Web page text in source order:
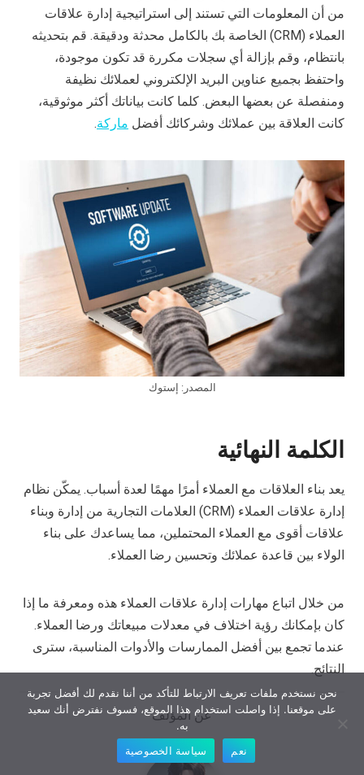
من أن المعلومات التي تستند إلى استراتيجية إدارة علاقات
العملاء (CRM) الخاصة بك بالكامل محدثة ودقيقة. قم بتحديثه
بانتظام، وقم بإزالة أي سجلات مكررة قد تكون موجودة،
واحتفظ بجميع عناوين البريد الإلكتروني لعملائك نظيفة
ومنفصلة عن بعضها البعض. كلما كانت بياناتك أكثر موثوقية،
كانت العلاقة بين عملائك وشركائك أفضل ماركة.
المصدر: إستوك
الكلمة النهائية
يعد بناء العلاقات مع العملاء أمرًا مهمًا لعدة أسباب. يمكّن نظام
إدارة علاقات العملاء (CRM) العلامات التجارية من إدارة وبناء
علاقات أقوى مع العملاء المحتملين، مما يساعدك على بناء
الولاء بين قاعدة عملائك وتحسين رضا العملاء.
من خلال اتباع مهارات إدارة علاقات العملاء هذه ومعرفة ما إذا
كان بإمكانك رؤية اختلاف في معدلات مبيعاتك ورضا العملاء.
عندما تجمع بين أفضل الممارسات والأدوات المناسبة، سترى
النتائج.
عن المؤلف
نحن نستخدم ملفات تعريف الارتباط للتأكد من أننا نقدم لك أفضل تجربة
على موقعنا. إذا واصلت استخدام هذا الموقع، فسوف نفترض أنك سعيد
به.
نعم
سياسة الخصوصية